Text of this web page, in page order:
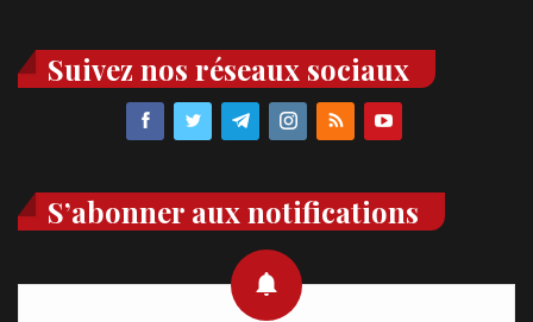
Suivez nos réseaux sociaux
S’abonner aux notifications